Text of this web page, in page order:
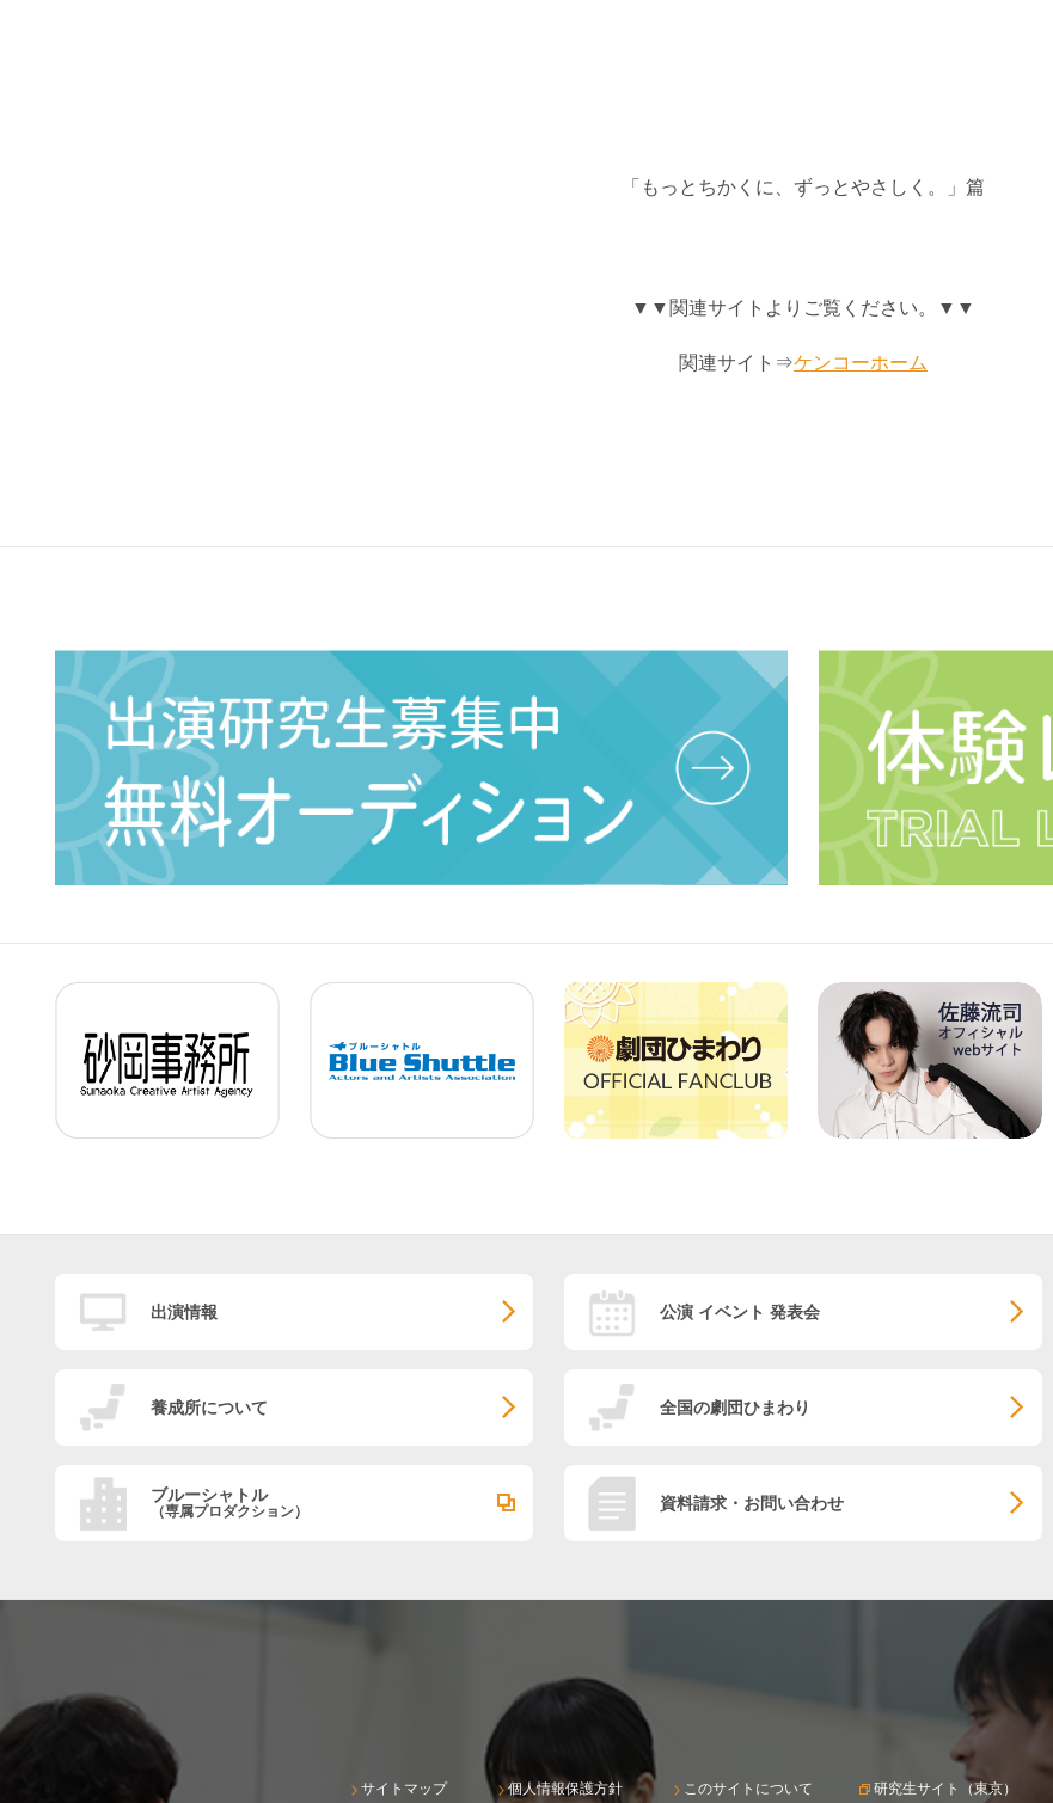
「もっとちかくに、ずっとやさしく。」篇
▼▼関連サイトよりご覧ください。▼▼
関連サイト⇒ケンコーホーム
出演情報 公演 イベント 発表会
養成所について 全国の劇団ひまわり
ブルーシャトル
（専属プロダクション） 資料請求・お問い合わせ
サイトマップ 個人情報保護方針 このサイトについて 研究生サイト（東京）